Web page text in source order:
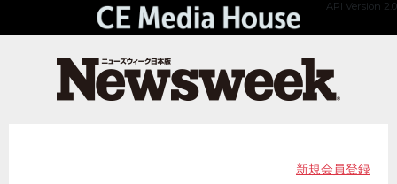
API Version 2.0
新規会員登録